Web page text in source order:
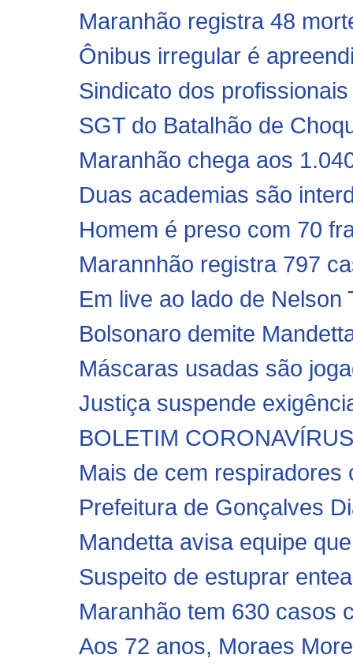
Maranhão registra 48
Ônibus irregular é
Sindicato dos
SGT do Batalhão de
Maranhão chega aos
Duas academias são
Homem é preso com 70
Marannhão registra 797
Em live ao lado de Nelson
Bolsonaro demite
Máscaras usadas são
Justiça suspende
BOLETIM
Mais de cem
Prefeitura de Gonçalves
Mandetta avisa equipe
Suspeito de estuprar
Maranhão tem 630 casos
Aos 72 anos, Moraes